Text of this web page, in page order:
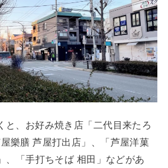
と、お好み焼き店「二代目来たろ
樂膳 芦屋打出店」、「芦屋洋菓
、「手打ちそば 相田」などがあ